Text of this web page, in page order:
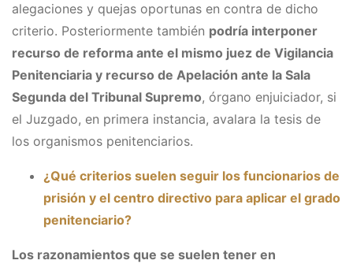
alegaciones y quejas oportunas en contra de dicho
criterio. Posteriormente también podría interponer
recurso de reforma ante el mismo juez de Vigilancia
Penitenciaria y recurso de Apelación ante la Sala
Segunda del Tribunal Supremo, órgano enjuiciador, si
el Juzgado, en primera instancia, avalara la tesis de
los organismos penitenciarios.
¿Qué criterios suelen seguir los funcionarios de
prisión y el centro directivo para aplicar el grado
penitenciario?
Los razonamientos que se suelen tener en